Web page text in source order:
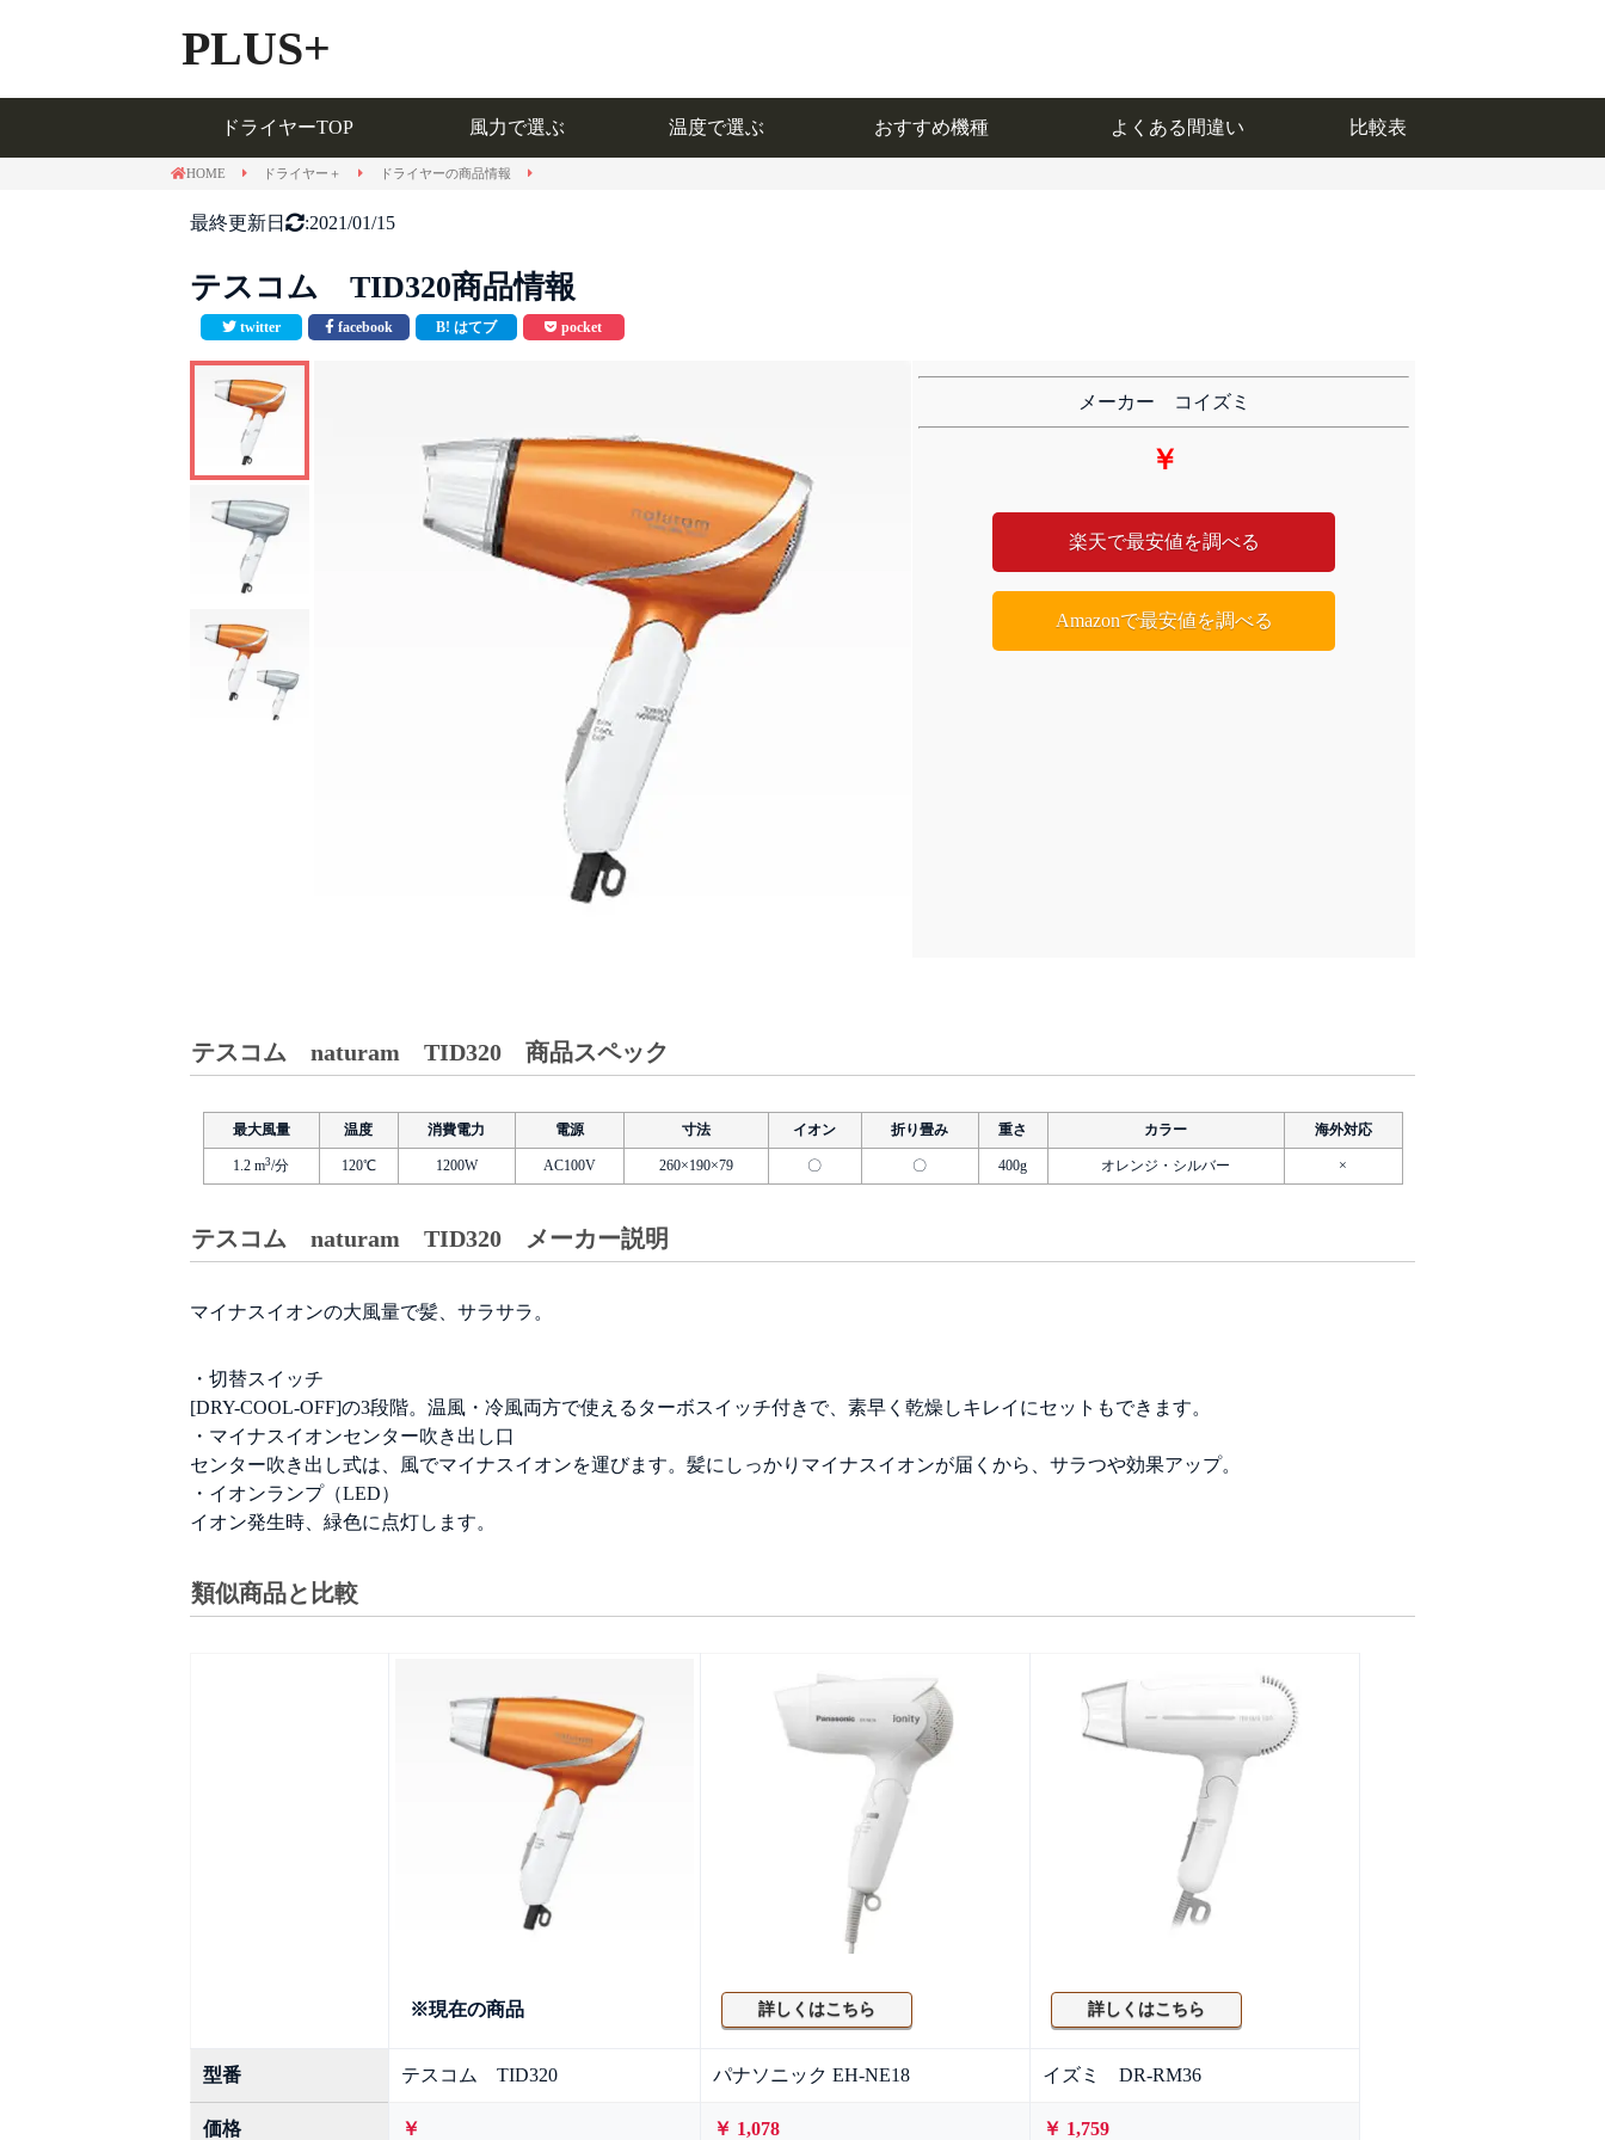
PLUS+
ドライヤーTOP 風力で選ぶ 温度で選ぶ おすすめ機種 よくある間違い 比較表
ドライヤーTOP 風力で選ぶ 温度で選ぶ おすすめ機種 よくある間違い 比較表
HOME ドライヤー＋ ドライヤーの商品情報
最終更新日 :2021/01/15
テスコム TID320商品情報
メーカー コイズミ
￥
楽天で最安値を調べる
Amazonで最安値を調べる
テスコム naturam TID320 商品スペック
最大風量 温度 消費電力 電源 寸法 イオン 折り畳み 重さ カラー 海外対応
1.2 m3/分 120℃ 1200W AC100V 260×190×79 〇 〇 400g オレンジ・シルバー ×
テスコム naturam TID320 メーカー説明
マイナスイオンの大風量で髪、サラサラ。
・切替スイッチ
[DRY-COOL-OFF]の3段階。温風・冷風両方で使えるターボスイッチ付きで、素早く乾燥しキレイにセットもできます。
・マイナスイオンセンター吹き出し口
センター吹き出し式は、風でマイナスイオンを運びます。髪にしっかりマイナスイオンが届くから、サラつや効果アップ。
・イオンランプ（LED）
イオン発生時、緑色に点灯します。
類似商品と比較
※現在の商品 詳しくはこちら 詳しくはこちら
型番 テスコム TID320 パナソニック EH-NE18 イズミ DR-RM36
価格 ￥ ￥ 1,078 ￥ 1,759